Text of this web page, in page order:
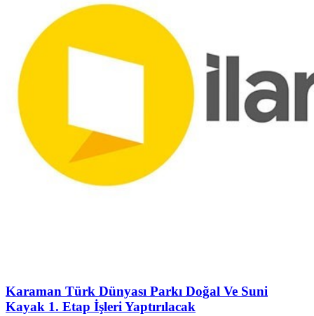
Karaman Türk Dünyası Parkı Doğal Ve Suni
Kayak 1. Etap İşleri Yaptırılacak